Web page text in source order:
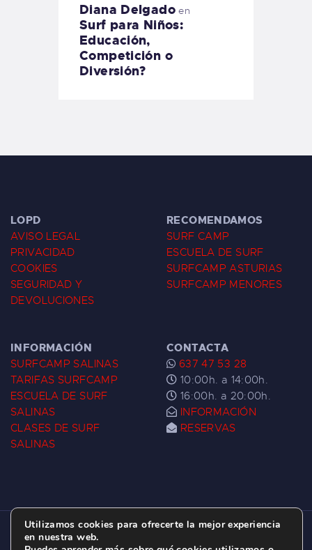
Diana Delgadoen
Surf para Niños:
Educación,
Competición o
Diversión?
LOPD
AVISO LEGAL
PRIVACIDAD
COOKIES
SEGURIDAD Y
DEVOLUCIONES
RECOMENDAMOS
SURF CAMP
ESCUELA DE SURF
SURFCAMP ASTURIAS
SURFCAMP MENORES
INFORMACIÓN
SURFCAMP SALINAS
TARIFAS SURFCAMP
ESCUELA DE SURF
SALINAS
CLASES DE SURF
SALINAS
CONTACTA
637 47 53 28
10:00h. a 14:00h.
16:00h. a 20:00h.
INFORMACIÓN
RESERVAS
ESCUELA DE SURF LAS DUNAS ©
2026.
Utilizamos cookies para ofrecerte la mejor experiencia
en nuestra web.